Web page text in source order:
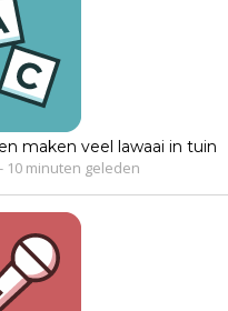
maken veel lawaai in tuin
- 10 minuten geleden